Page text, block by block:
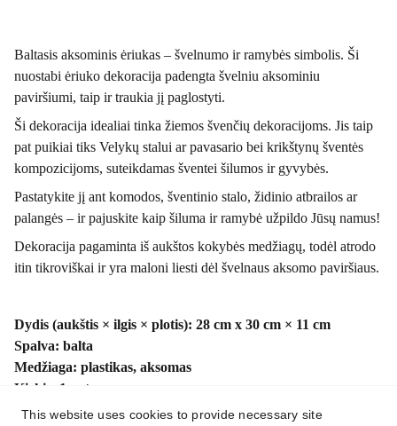
Baltasis aksominis ėriukas – švelnumo ir ramybės simbolis. Ši
nuostabi ėriuko dekoracija padengta švelniu aksominiu
paviršiumi, taip ir traukia jį paglostyti.
Ši dekoracija idealiai tinka žiemos švenčių dekoracijoms. Jis taip
pat puikiai tiks Velykų stalui ar pavasario bei krikštynų šventės
kompozicijoms, suteikdamas šventei šilumos ir gyvybės.
Pastatykite jį ant komodos, šventinio stalo, židinio atbrailos ar
palangės – ir pajuskite kaip šiluma ir ramybė užpildo Jūsų namus!
Dekoracija pagaminta iš aukštos kokybės medžiagų, todėl atrodo
itin tikroviškai ir yra maloni liesti dėl švelnaus aksomo paviršiaus.
Dydis (aukštis × ilgis × plotis): 28 cm x 30 cm × 11 cm
Spalva: balta
Medžiaga: plastikas, aksomas
Kiekis: 1 vnt
Svoris: 0,59 kg
This website uses cookies to provide necessary site